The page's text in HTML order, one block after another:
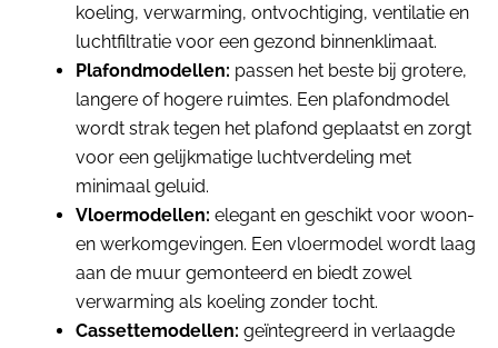
koeling, verwarming, ontvochtiging, ventilatie en
luchtfiltratie voor een gezond binnenklimaat.
Plafondmodellen: passen het beste bij grotere,
langere of hogere ruimtes. Een plafondmodel
wordt strak tegen het plafond geplaatst en zorgt
voor een gelijkmatige luchtverdeling met
minimaal geluid.
Vloermodellen: elegant en geschikt voor woon-
en werkomgevingen. Een vloermodel wordt laag
aan de muur gemonteerd en biedt zowel
verwarming als koeling zonder tocht.
Cassettemodellen: geïntegreerd in verlaagde